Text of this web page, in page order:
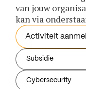
van jouw
kan via
Activiteit
Subsidie
Cybersecurity